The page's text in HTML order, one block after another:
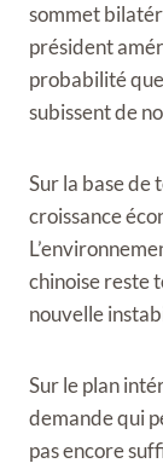
sommet
président
probabilité
subissent de
Sur la base de
croissance
chinoise reste
nouvelle
Sur le plan
demande qui
pas encore